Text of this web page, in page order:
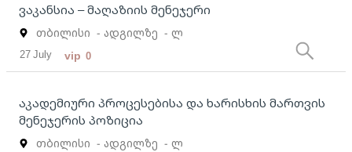
ვაკანსია – მაღაზიის მენეჯერი
თბილისი - ადგილზე - ლ
27 July vip 0
აკადემიური პროცესებისა და ხარისხის მართვის
მენეჯერის პოზიცია
თბილისი - ადგილზე - ლ